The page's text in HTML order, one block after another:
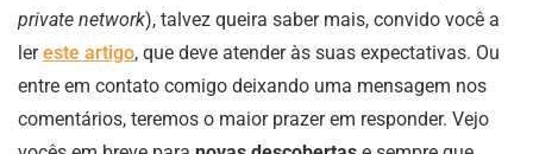
private network), talvez queira saber mais, convido você a
lereste artigo, que deve atender às suas expectativas. Ou
entre em contato comigo deixando uma mensagem nos
comentários, teremos o maior prazer em responder. Vejo